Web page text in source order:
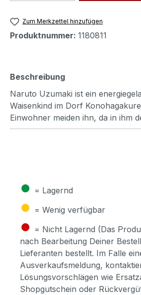
Zum Merkzettel hinzufügen
Produktnummer: 1180811
Beschreibung
Naruto Uzumaki ist ein
Waisenkind im Dorf
Einwohner meiden ihn, da in ihm
● = Lagernd
● = Wenig verfügbar
● = Nicht Lagernd (Das
nach Bearbeitung Deiner
Lieferanten bestellt. Im Falle
Ausverkaufsmeldung,
Lösungsvorschlägen wie
Shopgutschein oder